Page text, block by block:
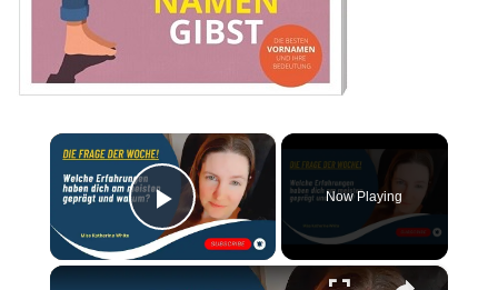
×
Play Video
Now Playing
×